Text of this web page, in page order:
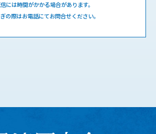
には時間がかかる場合があります。
の際はお電話にてお問合せください。